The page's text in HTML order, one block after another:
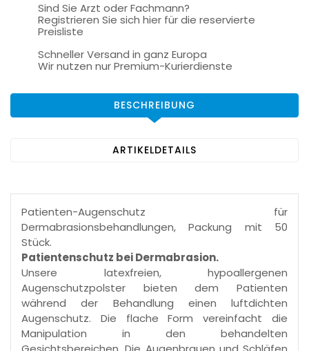
Sind Sie Arzt oder Fachmann?
Registrieren Sie sich hier für die reservierte
Preisliste
Schneller Versand in ganz Europa
Wir nutzen nur Premium-Kurierdienste
BESCHREIBUNG
ARTIKELDETAILS
Patienten-Augenschutz für
Dermabrasionsbehandlungen, Packung mit 50
Stück.
Patientenschutz bei Dermabrasion.
Unsere latexfreien, hypoallergenen
Augenschutzpolster bieten dem Patienten
während der Behandlung einen luftdichten
Augenschutz. Die flache Form vereinfacht die
Manipulation in den behandelten